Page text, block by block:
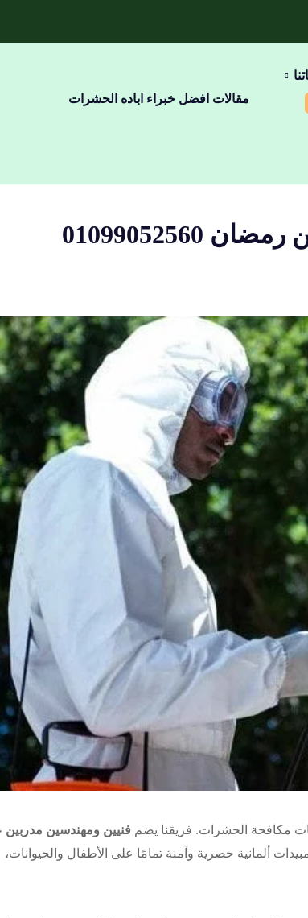
مقالات افضل خبراء اباده الحشرات
شركة مكافحة حشرات في العاشر من رمضان 01099052560
مكافحة الحشرات. فريقنا يضم فنيين ومهندسين
ألمانية حصرية وآمنة تمامًا على الأطفال والحيوانات،